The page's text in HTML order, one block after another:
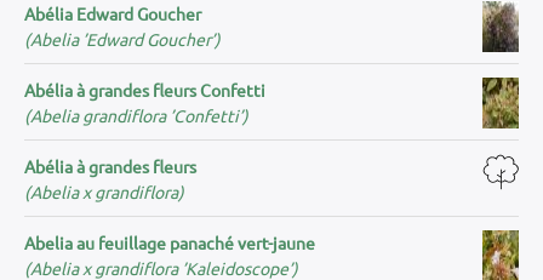
Abélia Edward Goucher
(Abelia ’Edward Goucher’)
Abélia à grandes fleurs Confetti
(Abelia grandiflora ’Confetti’)
Abélia à grandes fleurs
(Abelia x grandiflora)
Abelia au feuillage panaché vert-jaune
(Abelia x grandiflora ’Kaleidoscope’)